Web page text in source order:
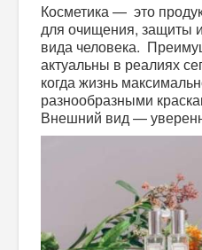
Косметика — это
для очищения, защиты
вида человека.
актуальны в реалиях
когда жизнь
разнообразными
Внешний вид —